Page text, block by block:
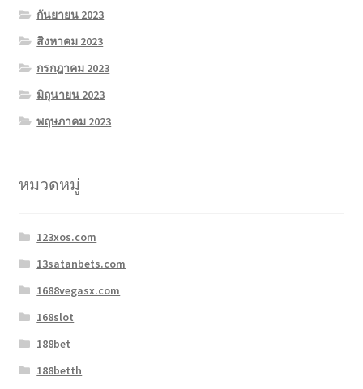
กันยายน 2023
สิงหาคม 2023
กรกฎาคม 2023
มิถุนายน 2023
พฤษภาคม 2023
หมวดหมู่
123xos.com
13satanbets.com
1688vegasx.com
168slot
188bet
188betth